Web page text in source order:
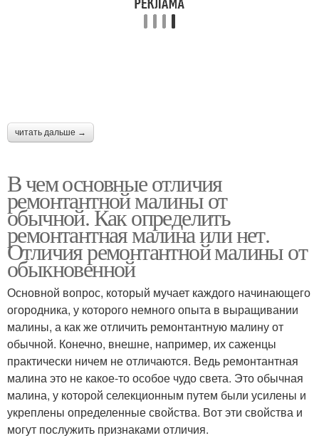
читать дальше →
В чем основные отличия
ремонтантной малины от
обычной. Как определить
ремонтантная малина или нет.
Отличия ремонтантной малины от
обыкновенной
Основной вопрос, который мучает каждого начинающего
огородника, у которого немного опыта в выращивании
малины, а как же отличить ремонтантную малину от
обычной. Конечно, внешне, например, их саженцы
практически ничем не отличаются. Ведь ремонтантная
малина это не какое-то особое чудо света. Это обычная
малина, у которой селекционным путем были усилены и
укреплены определенные свойства. Вот эти свойства и
могут послужить признаками отличия.